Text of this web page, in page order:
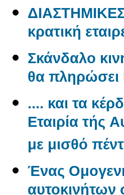
κρατική
Σκάνδαλο
θα
.... και τα
Εταιρία τής
με μισθό
Ένας